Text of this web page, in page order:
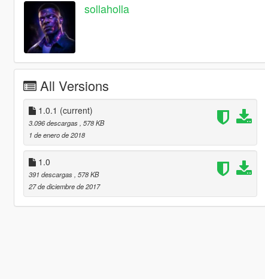
sollaholla
All Versions
1.0.1 (current)
3.096 descargas , 578 KB
1 de enero de 2018
1.0
391 descargas , 578 KB
27 de diciembre de 2017